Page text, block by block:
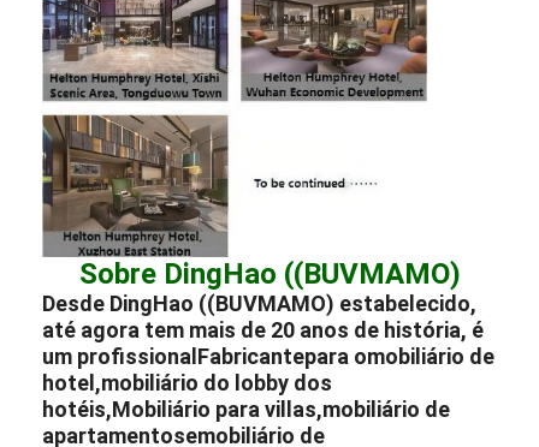
Sobre DingHao ((BUVMAMO)
Desde DingHao ((BUVMAMO) estabelecido,
até agora tem mais de 20 anos de história, é
um profissionalFabricantepara omobiliário de
hotel,mobiliário do lobby dos
hotéis,Mobiliário para villas,mobiliário de
apartamentosemobiliário de